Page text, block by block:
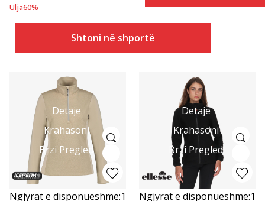
Ulja60%
Shtoni në shportë
Detaje
Krahasoni
Brzi Pregled
Ngjyrat e disponueshme:1
Detaje
Krahasoni
Brzi Pregled
Ngjyrat e disponueshme:1